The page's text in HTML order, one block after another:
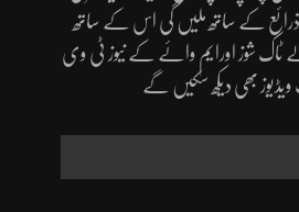
ذرائع کے ساتھ ملیں گی اس کے ساتھ
ٹاک شوز اورایم وائے کے نیوز ٹی وی
ویڈیوز بھی دیکھ سکیں گے